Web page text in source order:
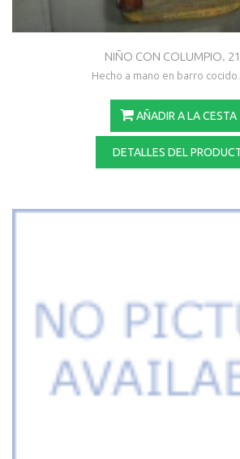
NIÑO CON COLUMPIO.
Hecho a mano en barro
AÑADIR A LA CESTA
DETALLES DEL